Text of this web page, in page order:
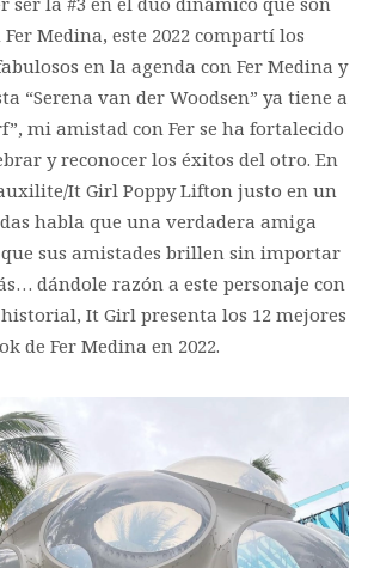
Medina, este 2022 compartí los
en la agenda con Fer Medina y
“Serena van der Woodsen” ya tiene a
mi amistad con Fer se ha fortalecido
y reconocer los éxitos del otro. En
It Girl Poppy Lifton justo en un
habla que una verdadera amiga
sus amistades brillen sin importar
dándole razón a este personaje con
It Girl presenta los 12 mejores
de Fer Medina en 2022.